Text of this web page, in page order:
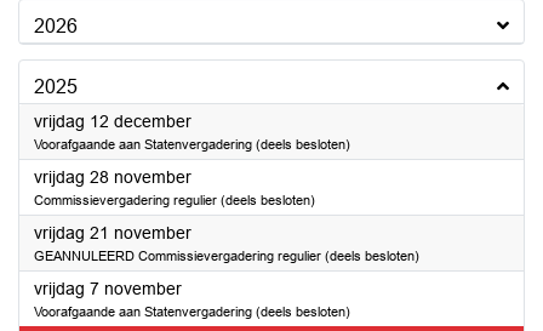
2026
2025
vrijdag 12 december2025
Voorafgaande aan Statenvergadering (deels besloten)
vrijdag 28 november2025
Commissievergadering regulier (deels besloten)
vrijdag 21 november2025
GEANNULEERD Commissievergadering regulier (deels besloten)
vrijdag 7 november2025
Voorafgaande aan Statenvergadering (deels besloten)